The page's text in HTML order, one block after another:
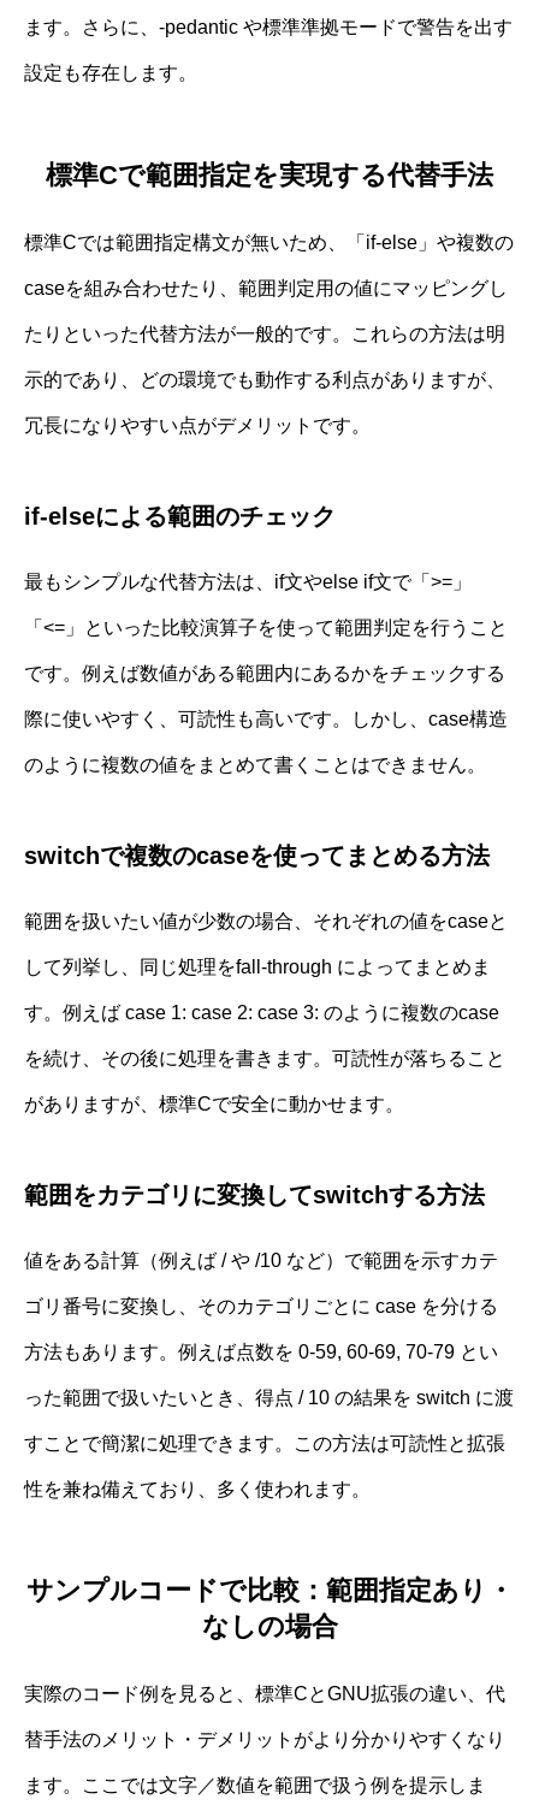
ます。さらに、-pedantic や標準準拠モードで警告を出す
設定も存在します。
標準Cで範囲指定を実現する代替手法
標準Cでは範囲指定構文が無いため、「if-else」や複数の
caseを組み合わせたり、範囲判定用の値にマッピングし
たりといった代替方法が一般的です。これらの方法は明
示的であり、どの環境でも動作する利点がありますが、
冗長になりやすい点がデメリットです。
if-elseによる範囲のチェック
最もシンプルな代替方法は、if文やelse if文で「>=」
「<=」といった比較演算子を使って範囲判定を行うこと
です。例えば数値がある範囲内にあるかをチェックする
際に使いやすく、可読性も高いです。しかし、case構造
のように複数の値をまとめて書くことはできません。
switchで複数のcaseを使ってまとめる方法
範囲を扱いたい値が少数の場合、それぞれの値をcaseと
して列挙し、同じ処理をfall‐through によってまとめま
す。例えば case 1: case 2: case 3: のように複数のcase
を続け、その後に処理を書きます。可読性が落ちること
がありますが、標準Cで安全に動かせます。
範囲をカテゴリに変換してswitchする方法
値をある計算（例えば / や /10 など）で範囲を示すカテ
ゴリ番号に変換し、そのカテゴリごとに case を分ける
方法もあります。例えば点数を 0‐59, 60‐69, 70‐79 とい
った範囲で扱いたいとき、得点 / 10 の結果を switch に渡
すことで簡潔に処理できます。この方法は可読性と拡張
性を兼ね備えており、多く使われます。
サンプルコードで比較：範囲指定あり・
なしの場合
実際のコード例を見ると、標準CとGNU拡張の違い、代
替手法のメリット・デメリットがより分かりやすくなり
ます。ここでは文字／数値を範囲で扱う例を提示しま